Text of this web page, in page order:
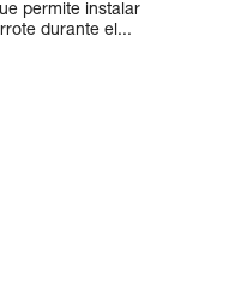
permite instalar
durante el...